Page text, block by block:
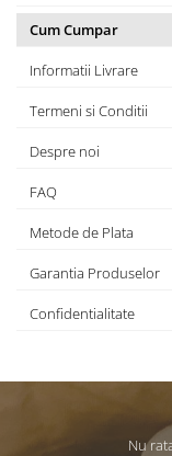
Cum Cumpar
Informatii Livrare
Termeni si Conditii
Despre noi
FAQ
Metode de Plata
Garantia Produselor
Confidentialitate
Nu